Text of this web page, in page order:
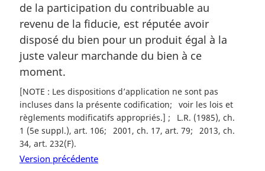
i
n
a
l
e
:
de la participation du contribuable au
revenu de la fiducie, est réputée avoir
disposé du bien pour un produit égal à la
juste valeur marchande du bien à ce
moment.
[NOTE : Les dispositions d’application ne sont pas
incluses dans la présente codification
voir les lois et
règlements modificatifs appropriés.]
L.R. (1985), ch.
1 (5e suppl.), art. 106
2001, ch. 17, art. 79
2013, ch.
34, art. 232(F)
Version précédente